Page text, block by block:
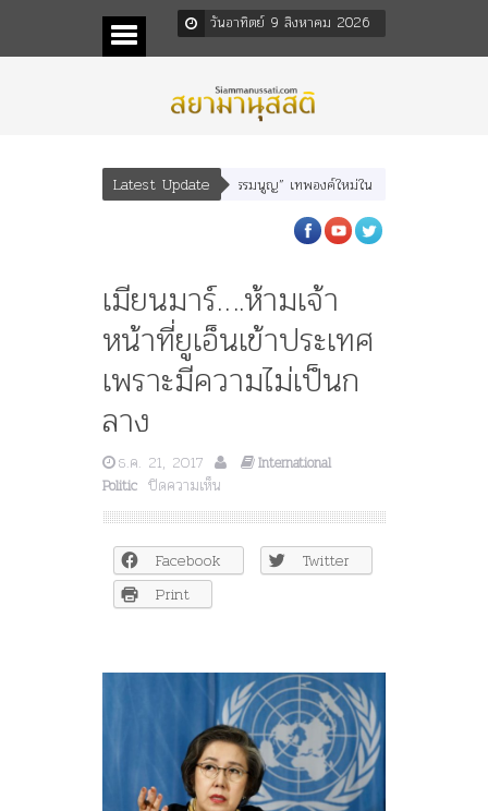
วันอาทิตย์ 9 สิงหาคม 2026
Latest Update
สนา” “อรุณเทพบุตร” และ “เทพีรัฐธรรมนูญ” เทพองค์ใหม่ใน “ศิลปะคณะราษฎร”
เมียนมาร์….ห้ามเจ้า
หน้าที่ยูเอ็นเข้าประเทศ
เพราะมีความไม่เป็นก
ลาง
ธ.ค. 21, 2017
International
Politic ปิดความเห็น
เมีย
นมาร์….ห้าม
เจ้า
หน้าที่
มี
ความ
ไม่
เป็นก
ลาง
Facebook
Twitter
Print